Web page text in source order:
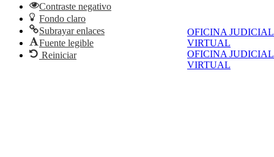
OFICINA JUDICIAL
VIRTUAL
OFICINA JUDICIAL
VIRTUAL
Contraste negativo
Fondo claro
Subrayar enlaces
Fuente legible
Reiniciar